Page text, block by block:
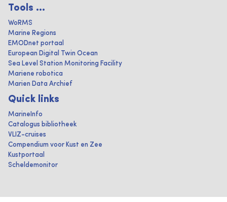
Tools ...
WoRMS
Marine Regions
EMODnet portaal
European Digital Twin Ocean
Sea Level Station Monitoring Facility
Mariene robotica
Marien Data Archief
Quick links
MarineInfo
Catalogus bibliotheek
VLIZ-cruises
Compendium voor Kust en Zee
Kustportaal
Scheldemonitor